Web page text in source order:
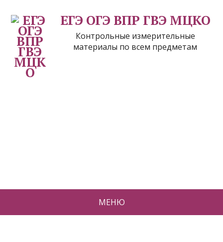
ЕГЭ ОГЭ ВПР ГВЭ МЦКО
Контрольные измерительные
материалы по всем предметам
МЕНЮ